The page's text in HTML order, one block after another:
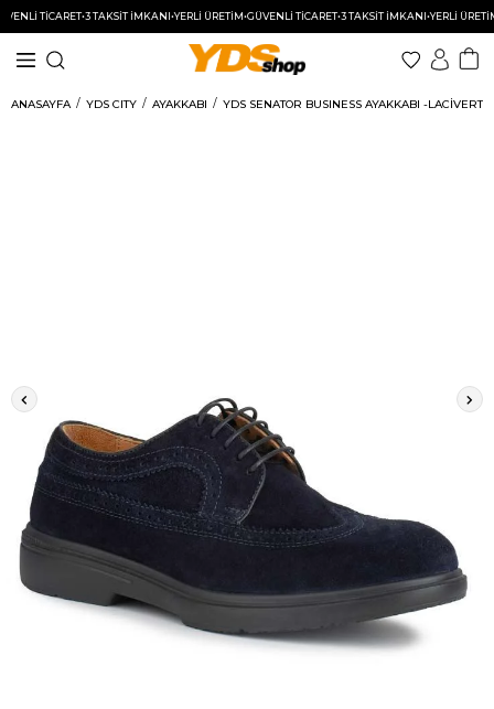
TİCARET•3 TAKSİT İMKANI•YERLİ ÜRETİM•GÜVENLİ TİCARET•3 TAKSİT İMKANI•YERLİ ÜRETİM•
ANASAYFA YDS CITY AYAKKABI YDS SENATOR BUSINESS AYAKKABI -LACİVERT